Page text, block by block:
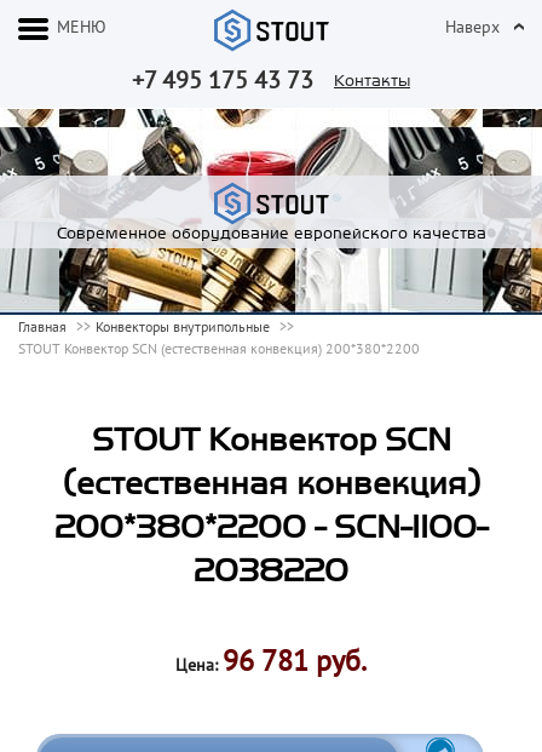
+7 495 175 43 73 Контакты
МЕНЮ Наверх
Современное оборудование европейского качества
Главная
Конвекторы внутрипольные
STOUT Конвектор SCN (естественная конвекция) 200*380*2200
STOUT Конвектор SCN
(естественная конвекция)
200*380*2200 - SCN-1100-
2038220
Цена: 96 781 руб.